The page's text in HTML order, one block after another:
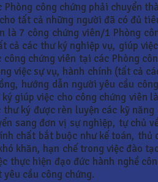
công chứng phải chuyển
tất cả những người đã có đủ
7 công chứng viên/1 Phòng
các thư ký nghiệp vụ, giúp
chứng viên tại các Phòng
việc sự vụ, hành chính (tất cả
hướng dẫn người yêu cầu
giúp việc cho công chứng viên
ký được rèn luyện các kỹ
sang đơn vị sự nghiệp, tự chủ
chất bắt buộc như kế toán,
khăn, hạn chế trong việc đào
hiện đạo đức hành nghề
cầu công chứng.